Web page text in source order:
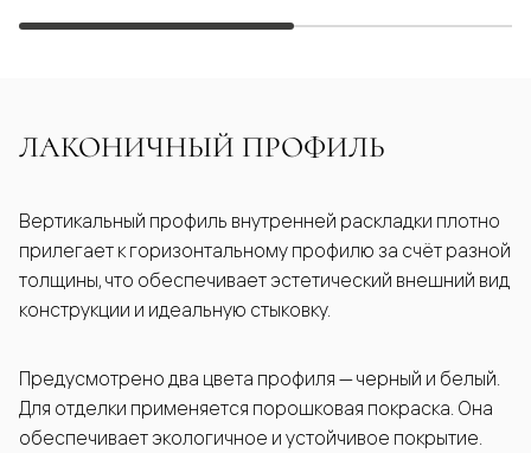
ЛАКОНИЧНЫЙ ПРОФИЛЬ
Вертикальный профиль внутренней раскладки плотно
прилегает к горизонтальному профилю за счёт разной
толщины, что обеспечивает эстетический внешний вид
конструкции и идеальную стыковку.
Предусмотрено два цвета профиля — черный и белый.
Для отделки применяется порошковая покраска. Она
обеспечивает экологичное и устойчивое покрытие.